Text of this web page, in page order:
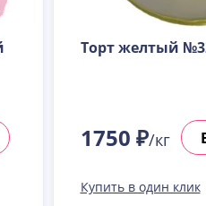
Торт желтый
1750 ₽/кг
Купить в один клик